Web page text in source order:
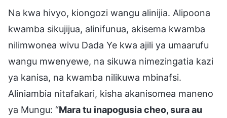
Na kwa hivyo, kiongozi wangu alinijia. Alipoona
kwamba sikujijua, alinifunua, akisema kwamba
nilimwonea wivu Dada Ye kwa ajili ya umaarufu
wangu mwenyewe, na sikuwa nimezingatia kazi
ya kanisa, na kwamba nilikuwa mbinafsi.
Aliniambia nitafakari, kisha akanisomea maneno
ya Mungu: “Mara tu inapogusia cheo, sura au